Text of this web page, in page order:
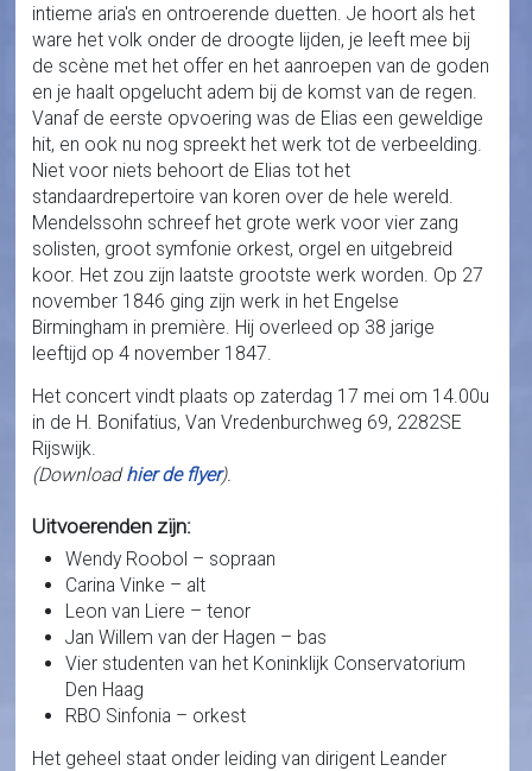
intieme aria's en ontroerende duetten. Je hoort als het
ware het volk onder de droogte lijden, je leeft mee bij
de scène met het offer en het aanroepen van de goden
en je haalt opgelucht adem bij de komst van de regen.
Vanaf de eerste opvoering was de Elias een geweldige
hit, en ook nu nog spreekt het werk tot de verbeelding.
Niet voor niets behoort de Elias tot het
standaardrepertoire van koren over de hele wereld.
Mendelssohn schreef het grote werk voor vier zang
solisten, groot symfonie orkest, orgel en uitgebreid
koor. Het zou zijn laatste grootste werk worden. Op 27
november 1846 ging zijn werk in het Engelse
Birmingham in première. Hij overleed op 38 jarige
leeftijd op 4 november 1847.
Het concert vindt plaats op zaterdag 17 mei om 14.00u
in de H. Bonifatius, Van Vredenburchweg 69, 2282SE
Rijswijk.
(Downloadhier de flyer).
Uitvoerenden zijn:
Wendy Roobol – sopraan
Carina Vinke – alt
Leon van Liere – tenor
Jan Willem van der Hagen – bas
Vier studenten van het Koninklijk Conservatorium
Den Haag
RBO Sinfonia – orkest
Het geheel staat onder leiding van dirigent Leander